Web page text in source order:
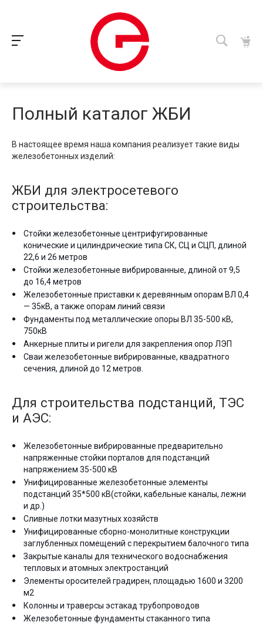
Полный каталог ЖБИ
В настоящее время наша компания реализует такие виды
железобетонных изделий:
ЖБИ для электросетевого
строительства:
Стойки железобетонные центрифугированные
конические и цилиндрические типа СК, СЦ и СЦП, длиной
22,6 и 26 метров
Стойки железобетонные вибрированные, длиной от 9,5
до 16,4 метров
Железобетонные приставки к деревянным опорам ВЛ 0,4
— 35кВ, а также опорам линий связи
Фундаменты под металлические опоры ВЛ 35-500 кВ,
750кВ
Анкерные плиты и ригели для закрепления опор ЛЭП
Сваи железобетонные вибрированные, квадратного
сечения, длиной до 12 метров.
Для строительства подстанций, ТЭС
и АЭС:
Железобетонные вибрированные предварительно
напряженные стойки порталов для подстанций
напряжением 35-500 кВ
Унифицированные железобетонные элементы
подстанций 35*500 кВ(стойки, кабельные каналы, лежни
и др.)
Сливные лотки мазутных хозяйств
Унифицированные сборно-монолитные конструкции
заглубленных помещений с перекрытием балочного типа
Закрытые каналы для технического водоснабжения
тепловых и атомных электростанций
Элементы оросителей градирен, площадью 1600 и 3200
м2
Колонны и траверсы эстакад трубопроводов
Железобетонные фундаменты стаканного типа